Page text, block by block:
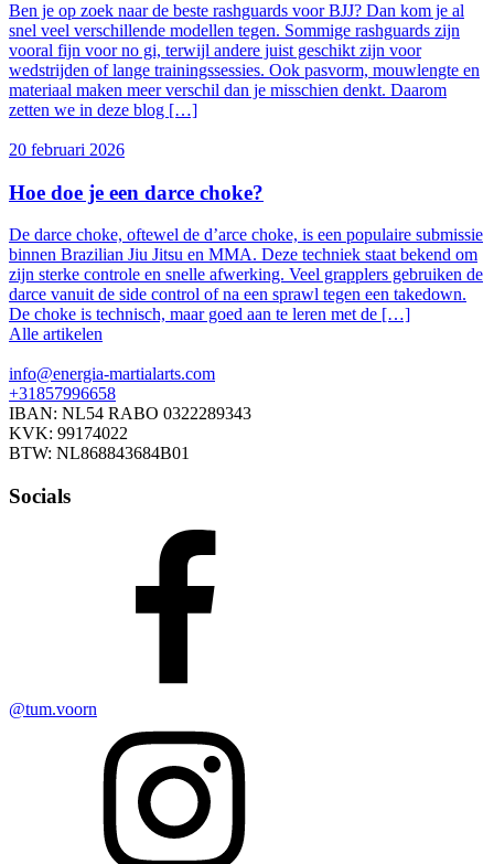
Ben je op zoek naar de beste rashguards voor BJJ? Dan kom je al
snel veel verschillende modellen tegen. Sommige rashguards zijn
vooral fijn voor no gi, terwijl andere juist geschikt zijn voor
wedstrijden of lange trainingssessies. Ook pasvorm, mouwlengte en
materiaal maken meer verschil dan je misschien denkt. Daarom
zetten we in deze blog […]
20 februari 2026
Hoe doe je een darce choke?
De darce choke, oftewel de d’arce choke, is een populaire submissie
binnen Brazilian Jiu Jitsu en MMA. Deze techniek staat bekend om
zijn sterke controle en snelle afwerking. Veel grapplers gebruiken de
darce vanuit de side control of na een sprawl tegen een takedown.
De choke is technisch, maar goed aan te leren met de […]
Alle artikelen
info@energia-martialarts.com
+31857996658
IBAN: NL54 RABO 0322289343
KVK: 99174022
BTW: NL868843684B01
Socials
@tum.voorn